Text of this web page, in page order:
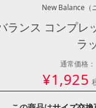
New Balance（
ランス コンプレ
ラ
通常価格
¥1,925